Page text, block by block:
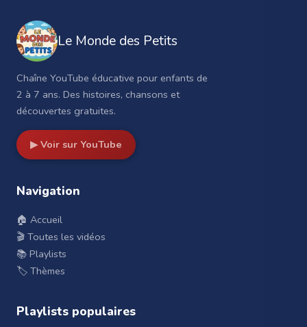
Le Monde des Petits
Chaîne YouTube éducative pour enfants de
2 à 7 ans. Des histoires, chansons et
découvertes gratuites.
▶ Voir sur YouTube
Navigation
🏠 Accueil
🎬 Toutes les vidéos
📚 Playlists
🏷️ Thèmes
Playlists populaires